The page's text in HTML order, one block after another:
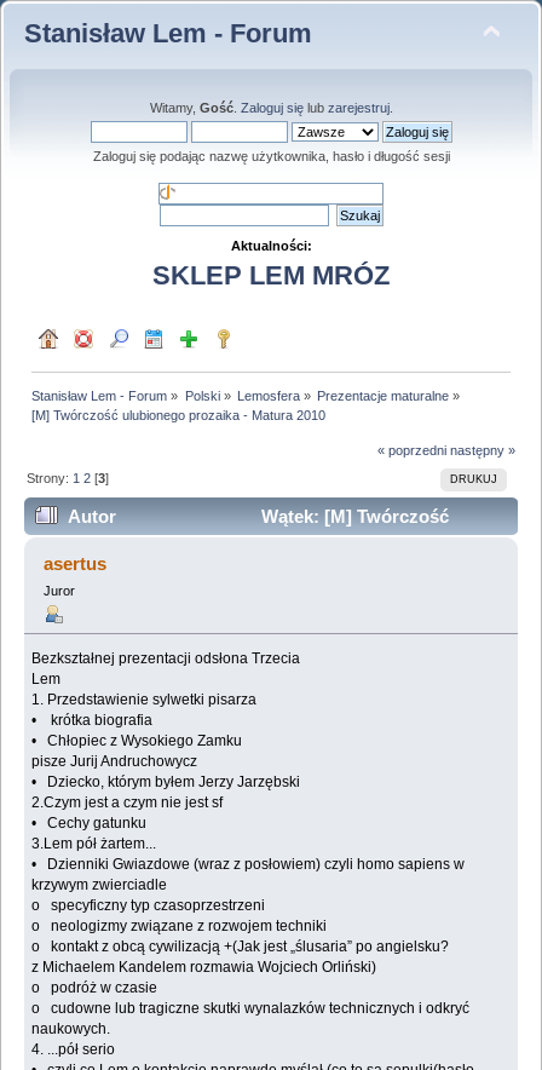
Stanisław Lem - Forum
Witamy, Gość. Zaloguj sięlub zarejestruj.
Zaloguj się podając nazwę użytkownika, hasło i długość sesji
Aktualności:
SKLEP LEM MRÓZ
Stanisław Lem - Forum » Polski» Lemosfera» Prezentacje maturalne »
[M] Twórczość ulubionego prozaika - Matura 2010
« poprzedni następny »
DRUKUJ
Strony: 1 2 [3]
Autor
Wątek: [M] Twórczość
ulubionego prozaika - Matura 2010 (Przeczytany 75386
razy)
asertus
Juror
Bezkształnej prezentacji odsłona Trzecia
Lem
1. Przedstawienie sylwetki pisarza
• krótka biografia
• Chłopiec z Wysokiego Zamku
pisze Jurij Andruchowycz
• Dziecko, którym byłem Jerzy Jarzębski
2.Czym jest a czym nie jest sf
• Cechy gatunku
3.Lem pół żartem...
• Dzienniki Gwiazdowe (wraz z posłowiem) czyli homo sapiens w
krzywym zwierciadle
o specyficzny typ czasoprzestrzeni
o neologizmy związane z rozwojem techniki
o kontakt z obcą cywilizacją +(Jak jest „ślusaria” po angielsku?
z Michaelem Kandelem rozmawia Wojciech Orliński)
o podróż w czasie
o cudowne lub tragiczne skutki wynalazków technicznych i odkryć
naukowych.
4. ...pół serio